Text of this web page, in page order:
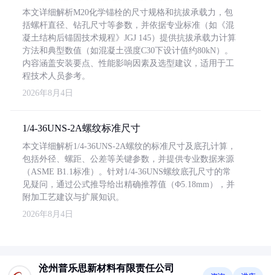
本文详细解析M20化学锚栓的尺寸规格和抗拔承载力，包
括螺杆直径、钻孔尺寸等参数，并依据专业标准（如《混
凝土结构后锚固技术规程》JGJ 145）提供抗拔承载力计算
方法和典型数值（如混凝土强度C30下设计值约80kN）。
内容涵盖安装要点、性能影响因素及选型建议，适用于工
程技术人员参考。
2026年8月4日
1/4-36UNS-2A螺纹标准尺寸
本文详细解析1/4-36UNS-2A螺纹的标准尺寸及底孔计算，
包括外径、螺距、公差等关键参数，并提供专业数据来源
（ASME B1.1标准）。针对1/4-36UNS螺纹底孔尺寸的常
见疑问，通过公式推导给出精确推荐值（Φ5.18mm），并
附加工艺建议与扩展知识。
2026年8月4日
沧州普乐思新材料有限责任公司